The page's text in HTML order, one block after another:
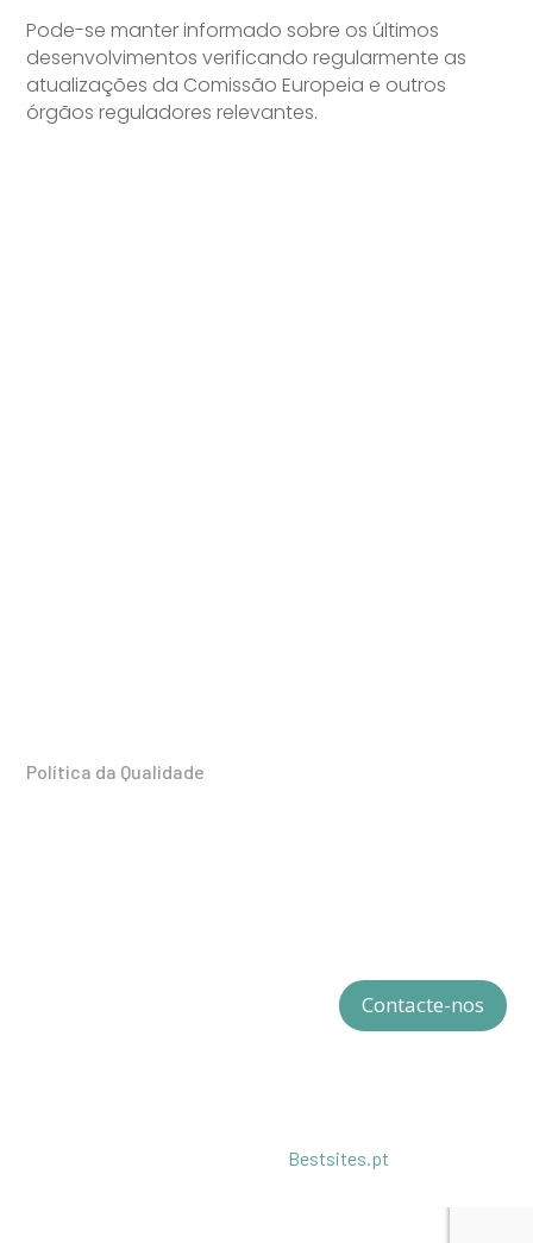
Pode-se manter informado sobre os últimos
desenvolvimentos verificando regularmente as
atualizações da Comissão Europeia e outros
órgãos reguladores relevantes.
Política da Qualidade
Contacte-nos
Bestsites.pt